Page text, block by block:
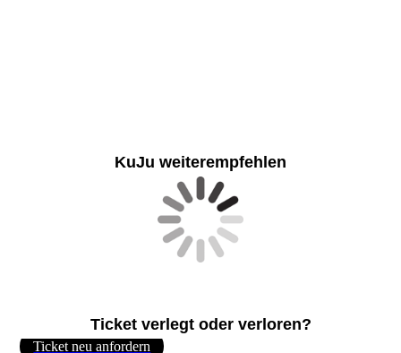
KuJu weiterempfehlen
Ticket verlegt oder verloren?
Ticket neu anfordern